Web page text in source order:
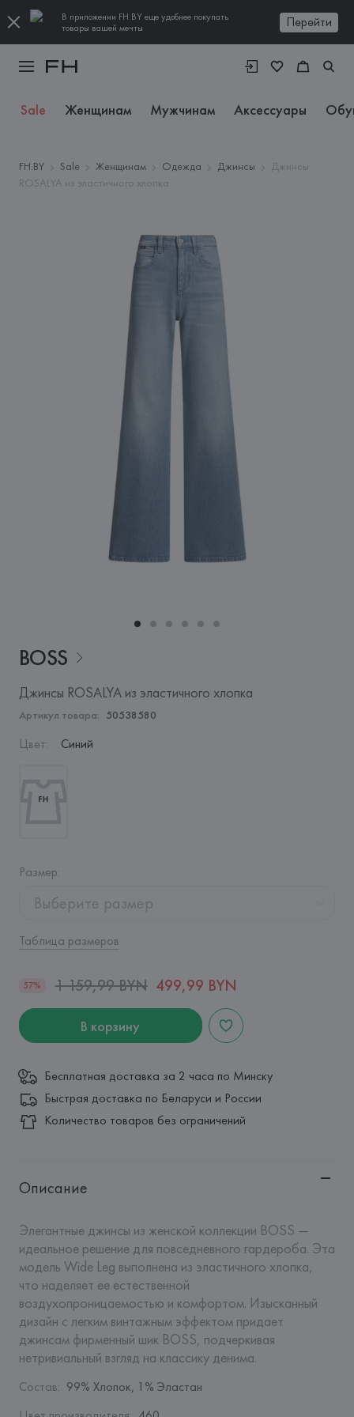
В приложении FH.BY еще удобнее покупать
товары вашей мечты
Перейти
Sale Женщинам Мужчинам Аксессуары
FH.BY Sale Женщинам Одежда Джинсы
Джинсы
ROSALYA из эластичного хлопка
BOSS
Джинсы ROSALYA из эластичного хлопка
Артикул товара: 50538580
Цвет: Синий
Размер:
Выберите размер
Таблица размеров
57% 1 159,99 BYN 499,99 BYN
В корзину
Бесплатная доставка за 2 часа по Минску
Быстрая доставка по Беларуси и России
Количество товаров без ограничений
Описание
Элегантные джинсы из женской коллекции BOSS —
идеальное решение для повседневного гардероба. Эта
модель Wide Leg выполнена из эластичного хлопка,
что наделяет ее естественной
воздухопроницаемостью и комфортом. Изысканный
дизайн с легким винтажным эффектом придает
джинсам фирменный шик BOSS, подчеркивая
нетривиальный взгляд на классику денима.
Состав: 99% Хлопок, 1% Эластан